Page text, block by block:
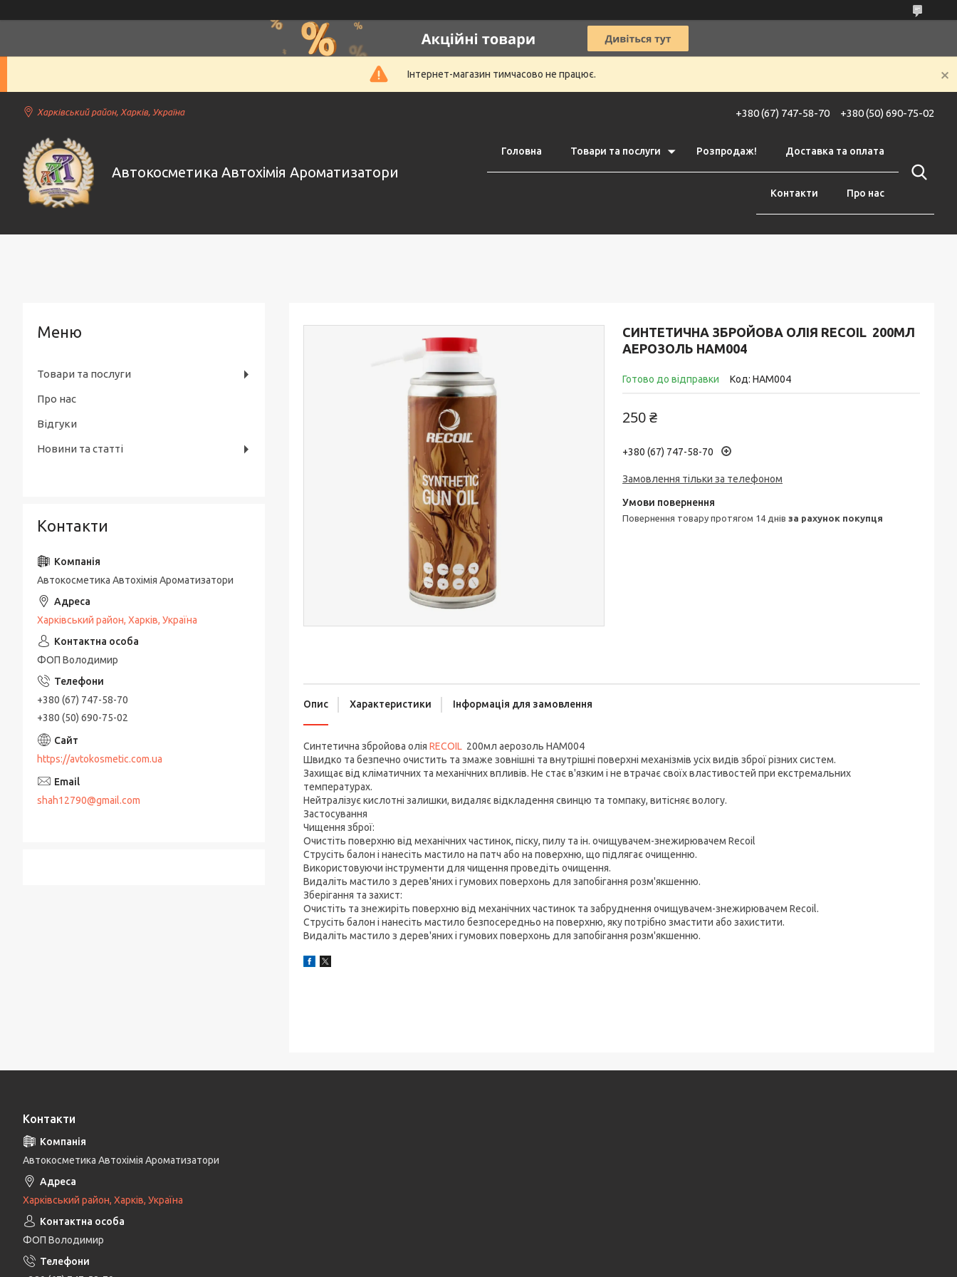
Інтернет-магазин тимчасово не працює.
Харківський район, Харків, Україна +380 (67) 747-58-70 +380 (50) 690-75-02
Автокосметика Автохімія Ароматизатори
Головна Товари та послуги Розпродаж! Доставка та оплата
Контакти Про нас
СИНТЕТИЧНА ЗБРОЙОВА ОЛІЯ RECOIL 200МЛ
АЕРОЗОЛЬ HAM004
Готово до відправки Код: HAM004
250 ₴
+380 (67) 747-58-70
Замовлення тільки за телефоном
повернення товару протягом 14 днів за рахунок покупця
Опис Характеристики Інформація для замовлення
Синтетична збройова олія RECOIL 200мл аерозоль HAM004
Швидко та безпечно очистить та змаже зовнішні та внутрішні поверхні механізмів усіх видів зброї різних систем.
Захищає від кліматичних та механічних впливів. Не стає в'язким і не втрачає своїх властивостей при екстремальних
температурах.
Нейтралізує кислотні залишки, видаляє відкладення свинцю та томпаку, витісняє вологу.
Застосування
Чищення зброї:
Очистіть поверхню від механічних частинок, піску, пилу та ін. очищувачем-знежирювачем Recoil
Струсіть балон і нанесіть мастило на патч або на поверхню, що підлягає очищенню.
Використовуючи інструменти для чищення проведіть очищення.
Видаліть мастило з дерев'яних і гумових поверхонь для запобігання розм'якшенню.
Зберігання та захист:
Очистіть та знежиріть поверхню від механічних частинок та забруднення очищувачем-знежирювачем Recoil.
Струсіть балон і нанесіть мастило безпосередньо на поверхню, яку потрібно змастити або захистити.
Видаліть мастило з дерев'яних і гумових поверхонь для запобігання розм'якшенню.
Товари та послуги
Про нас
Відгуки
Новини та статті
Контакти
Автокосметика Автохімія Ароматизатори
Харківський район, Харків, Україна
ФОП Володимир
+380 (67) 747-58-70
+380 (50) 690-75-02
https://avtokosmetic.com.ua
shah12790@gmail.com
Контакти
Автокосметика Автохімія Ароматизатори
Харківський район, Харків, Україна
ФОП Володимир